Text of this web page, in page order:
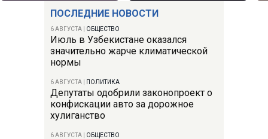
ПОСЛЕДНИЕ НОВОСТИ
6 АВГУСТА ОБЩЕСТВО
Июль в Узбекистане оказался
значительно жарче климатической
нормы
6 АВГУСТА ПОЛИТИКА
Депутаты одобрили законопроект о
конфискации авто за дорожное
хулиганство
6 АВГУСТА ОБЩЕСТВО